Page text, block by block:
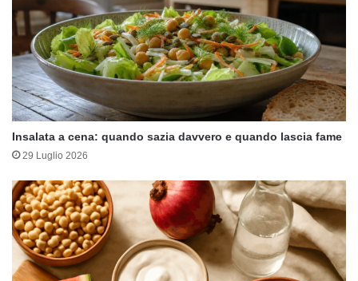
Insalata a cena: quando sazia davvero e quando lascia fame
29 Luglio 2026